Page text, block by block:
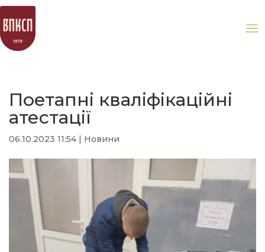
Поетапні кваліфікаційні
атестації
06.10.2023 11:54 Новини